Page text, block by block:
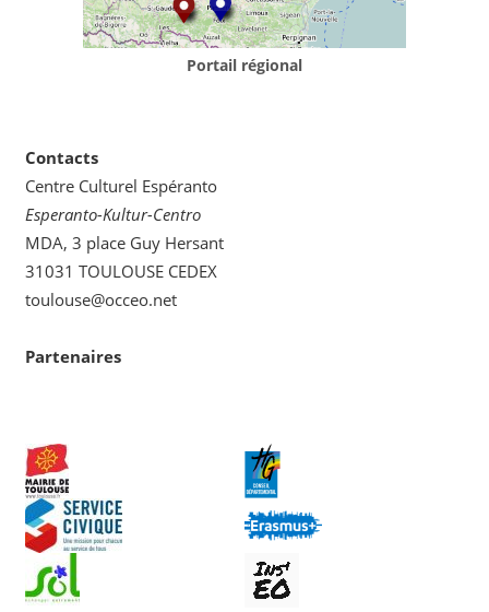
Portail régional
Contacts
Centre Culturel Espéranto
Esperanto-Kultur-Centro
MDA, 3 place Guy Hersant
31031 TOULOUSE CEDEX
toulouse@occeo.net
Partenaires